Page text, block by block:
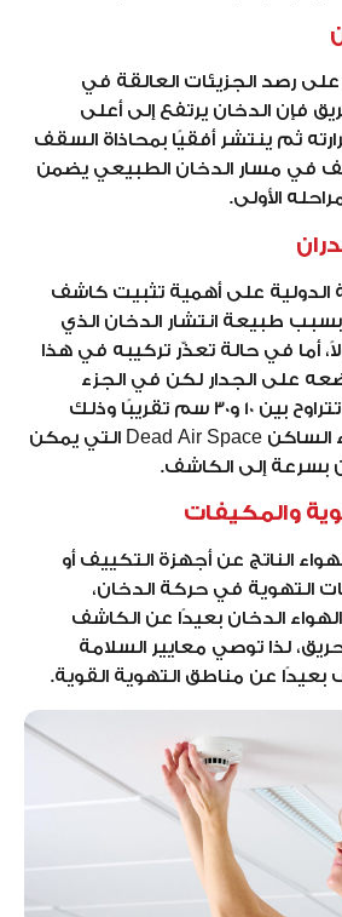
رصد الجزيئات العالقة في
فإن الدخان يرتفع إلى أعلى
ثم ينتشر أفقيًا بمحاذاة السقف
في مسار الدخان الطبيعي يضمن
الأولى.
الدولية على أهمية تثبيت كاشف
طبيعة انتشار الدخان الذي
أما في حالة تعذّر تركيبه في هذا
على الجدار لكن في الجزء
العلوي على مسافة تتراوح بين 10 و30 سم تقريبًا وذلك
لتجنب مناطق الهواء الساكن Dead Air Space التي يمكن
بسرعة إلى الكاشف.
والمكيفات
الناتج عن أجهزة التكييف أو
التهوية في حركة الدخان،
الدخان بعيدًا عن الكاشف
لذا توصي معايير السلامة
بعيدًا عن مناطق التهوية القوية.